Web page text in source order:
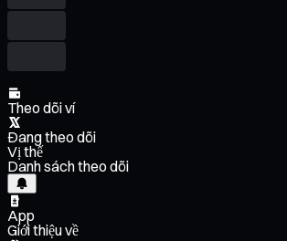
Theo dõi ví
Đang theo dõi
Vị thế
Danh sách theo dõi
App
Giới thiệu về